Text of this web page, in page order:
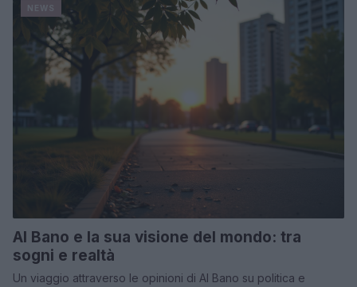
Al Bano e la sua visione del mondo: tra
sogni e realtà
Un viaggio attraverso le opinioni di Al Bano su politica e